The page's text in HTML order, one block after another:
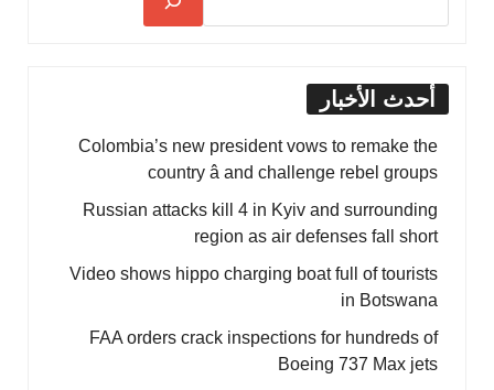
أحدث الأخبار
Colombia’s new president vows to remake the
country â and challenge rebel groups
Russian attacks kill 4 in Kyiv and surrounding
region as air defenses fall short
Video shows hippo charging boat full of tourists
in Botswana
FAA orders crack inspections for hundreds of
Boeing 737 Max jets